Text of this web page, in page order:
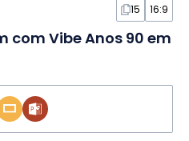
15 16:9
com Vibe Anos 90 em